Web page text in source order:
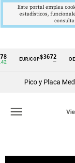
Cintillo
Colombia
EUR/COP$3672
—
Pico y Placa
menu
Este portal emplea
estadísticos,